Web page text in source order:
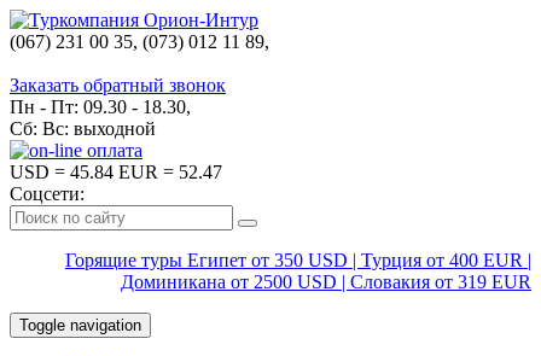
(067) 231 00 35, (073) 012 11 89,
Заказать обратный звонок
Пн - Пт: 09.30 - 18.30,
Сб: Вс: выходной
USD = 45.84 EUR = 52.47
Соцсети:
Горящие туры Египет от 350 USD | Турция от 400 EUR |
Доминикана от 2500 USD | Словакия от 319 EUR
Toggle navigation